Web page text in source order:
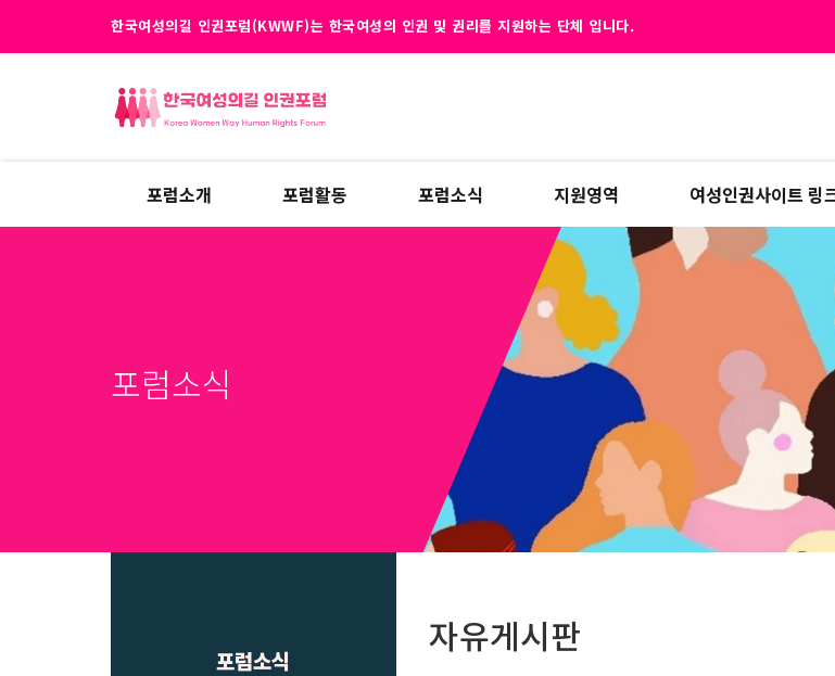
한국여성의길 인권포럼(KWWF)는 한국여성의 인권 및 권리를 지원하는 단체 입니다.
포럼소개 포럼활동 포럼소식 지원영역 여성인권사이트 링
포럼소식
포럼소식
자유게시판